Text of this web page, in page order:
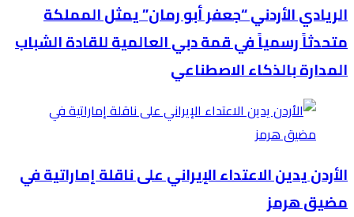
الريادي الأردني “جعفر أبو رمان” يمثل المملكة
متحدثاً رسمياً في قمة دبي العالمية للقادة الشباب
المدارة بالذكاء الاصطناعي
الأردن يدين الاعتداء الإيراني على ناقلة إماراتية في
مضيق هرمز